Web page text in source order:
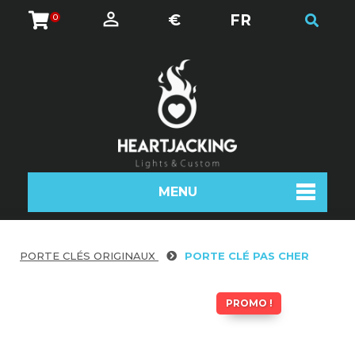
0 € FR
MENU
PORTE CLÉS ORIGINAUX PORTE CLÉ PAS CHER
PROMO !